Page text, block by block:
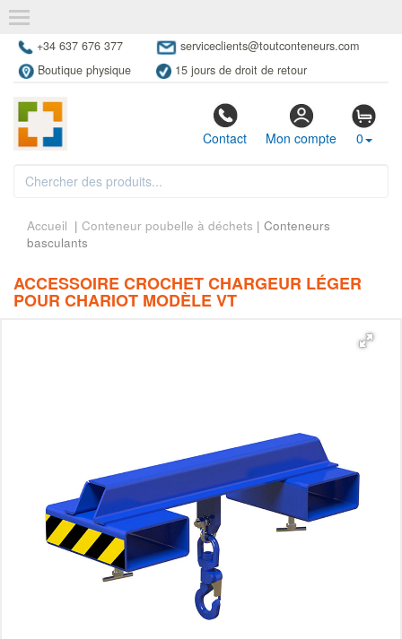
+34 637 676 377
serviceclients@toutconteneurs.com
Boutique physique
15 jours de droit de retour
Contact Mon compte 0
Accueil | Conteneur poubelle à déchets | Conteneurs
basculants
ACCESSOIRE CROCHET CHARGEUR LÉGER
POUR CHARIOT MODÈLE VT